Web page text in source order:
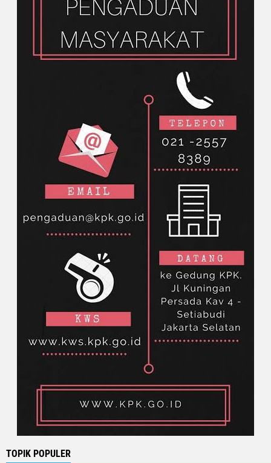
TOPIK POPULER